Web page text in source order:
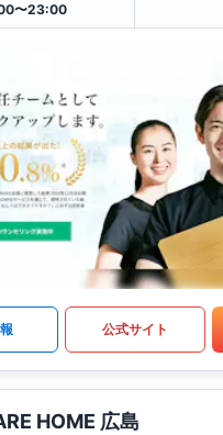
〜23:00
公式サイト
HOME 広島